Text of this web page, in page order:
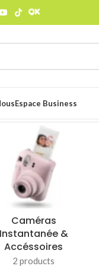
Espace Business
Pro Audio
97 products